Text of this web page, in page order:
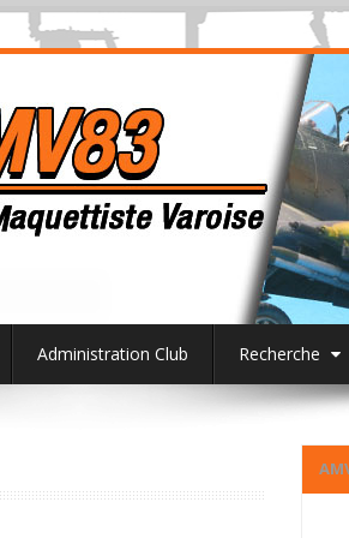
Administration Club Recherche